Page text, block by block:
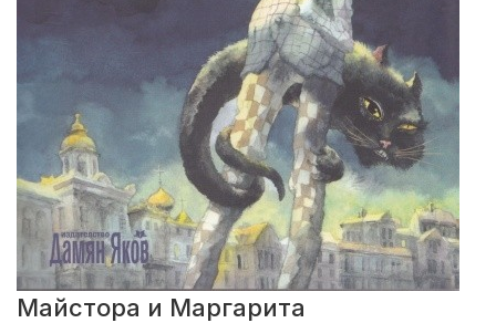
Майстора и Маргарита